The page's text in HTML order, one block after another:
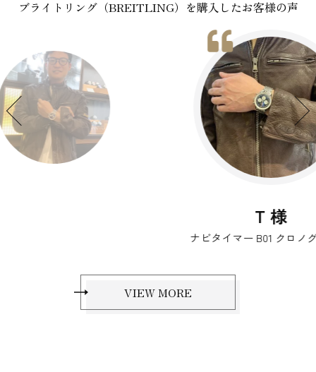
ブライトリング（BREITLING）を購入したお客様の声
ナビタイマー B01 クロノグラフ 43
VIEW MORE